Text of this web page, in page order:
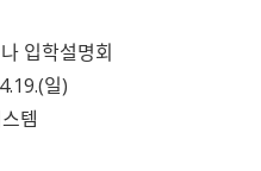
입학설명회
일)
템